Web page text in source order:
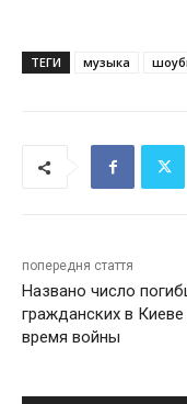
ТЕГИ музыка
попередня стаття
Названо число
гражданских в Киеве
время войны